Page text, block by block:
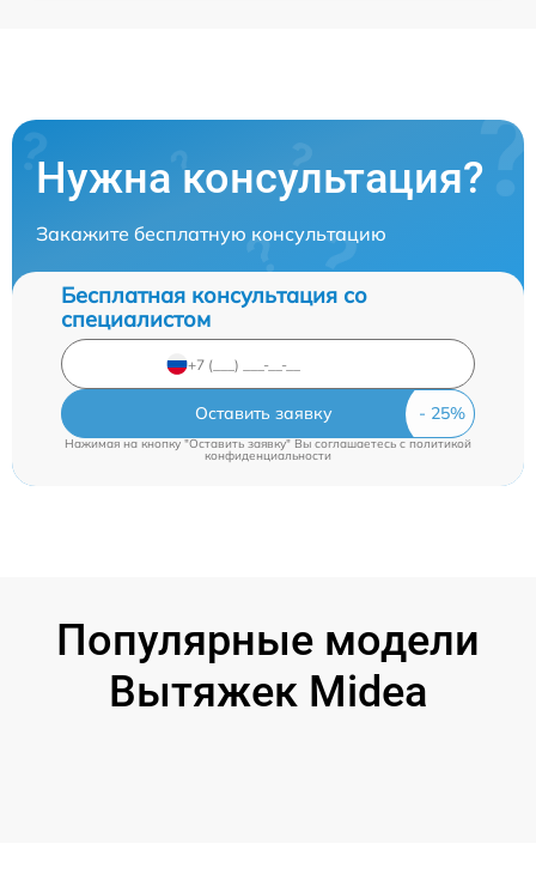
Нужна консультация?
Закажите бесплатную консультацию
Бесплатная консультация со
специалистом
Оставить заявку
Нажимая на кнопку "Оставить заявку" Вы соглашаетесь cполитикой
конфиденциальности
Популярные модели
Вытяжек Midea